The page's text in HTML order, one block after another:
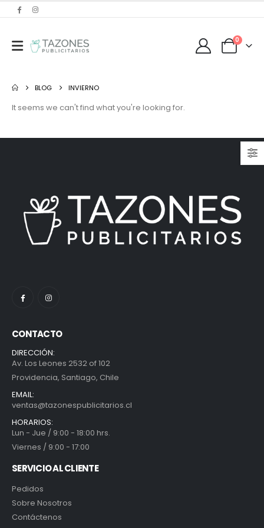
0
BLOG INVIERNO
It seems we can't find what you're looking for.
CONTACTO
DIRECCIÓN:
Av. Los Leones 2532 of 102
Providencia, Santiago, Chile
EMAIL:
ventas@tazonespublicitarios.cl
HORARIOS:
Lun - Jue / 9:00 - 18:00 hrs.
Viernes / 9:00 - 17:00
SERVICIO AL CLIENTE
Pedidos
Sobre Nosotros
Contáctenos